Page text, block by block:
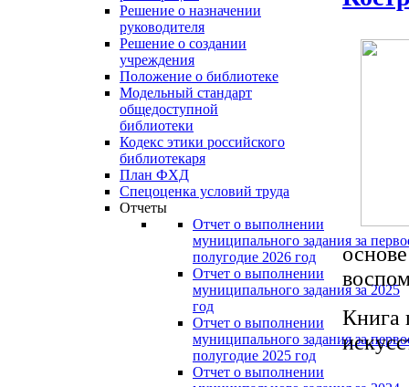
Решение о назначении
руководителя
Решение о создании
учреждения
Положение о библиотеке
Модельный стандарт
общедоступной
библиотеки
Кодекс этики российского
библиотекаря
План ФХД
Спецоценка условий труда
Отчеты
Отчет о выполнении
муниципального задания за
полугодие 2026 год
Отчет о выполнении
муниципального задания за 2025
год
Отчет о выполнении
муниципального задания за
полугодие 2025 год
Отчет о выполнении
Книга